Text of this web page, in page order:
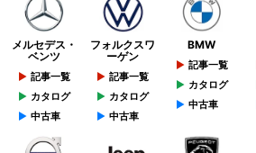
メルセデス・
ベンツ
記事一覧
カタログ
中古車
フォルクスワ
ーゲン
記事一覧
カタログ
中古車
BMW
記事一覧
カタログ
中古車